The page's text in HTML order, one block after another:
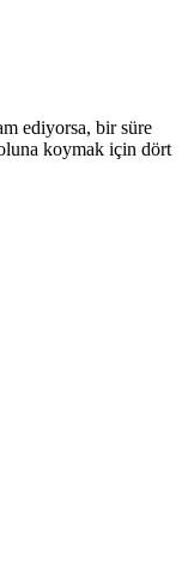
ediyorsa, bir süre
koymak için dört